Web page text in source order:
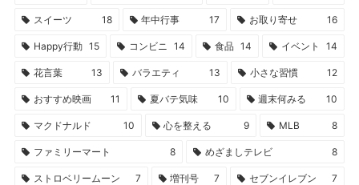
スイーツ 18 年中行事 17 お取り寄せ 16
Happy行動 15 コンビニ 14 食品 14 イベント 14
花言葉 13 バラエティ 13 小さな習慣 12
おすすめ映画 11 夏バテ気味 10 週末何みる 10
マクドナルド 10 心を整える 9 MLB 8
ファミリーマート 8 めざましテレビ 8
ストロベリームーン 7 増刊号 7 セブンイレブン 7